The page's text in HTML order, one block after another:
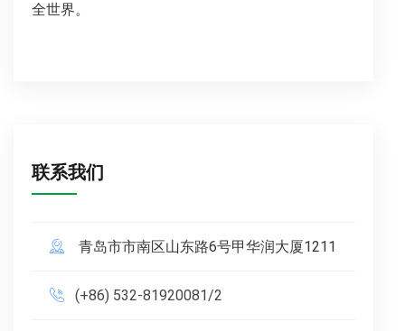
全世界。
联系我们
青岛市市南区山东路6号甲华润大厦1211
(+86) 532-81920081/2